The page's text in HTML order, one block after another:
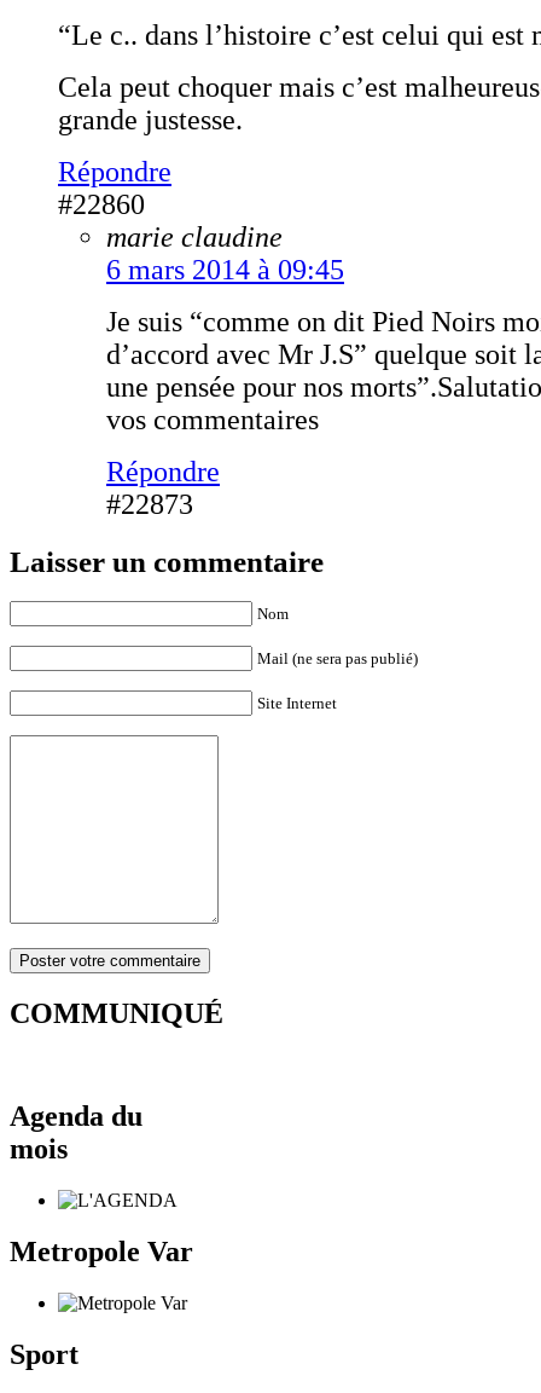
“Le c.. dans l’histoire c’est celui qui est
Cela peut choquer mais c’est
grande justesse.
Répondre
#22860
marie claudine
6 mars 2014 à 09:45
Je suis “comme on dit Pied Noirs
d’accord avec Mr J.S” quelque soit
une pensée pour nos
vos commentaires
Répondre
#22873
Laisser un commentaire
Nom
Mail (ne sera pas publié)
Site Internet
COMMUNIQUÉ
Agenda du
mois
Metropole Var
Sport